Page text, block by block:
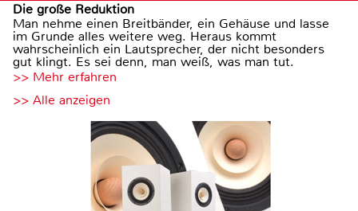
Die große Reduktion
Man nehme einen Breitbänder, ein Gehäuse und lasse
im Grunde alles weitere weg. Heraus kommt
wahrscheinlich ein Lautsprecher, der nicht besonders
gut klingt. Es sei denn, man weiß, was man tut.
>> Mehr erfahren
>> Alle anzeigen